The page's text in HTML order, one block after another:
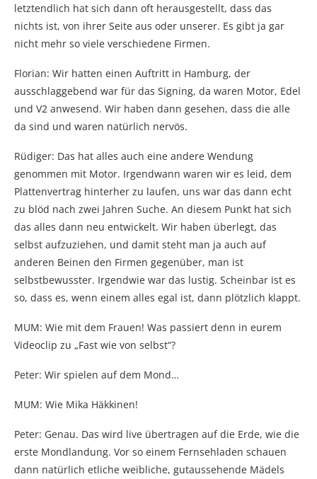
letztendlich hat sich dann oft herausgestellt, dass das
nichts ist, von ihrer Seite aus oder unserer. Es gibt ja gar
nicht mehr so viele verschiedene Firmen.
Florian: Wir hatten einen Auftritt in Hamburg, der
ausschlaggebend war für das Signing, da waren Motor, Edel
und V2 anwesend. Wir haben dann gesehen, dass die alle
da sind und waren natürlich nervös.
Rüdiger: Das hat alles auch eine andere Wendung
genommen mit Motor. Irgendwann waren wir es leid, dem
Plattenvertrag hinterher zu laufen, uns war das dann echt
zu blöd nach zwei Jahren Suche. An diesem Punkt hat sich
das alles dann neu entwickelt. Wir haben überlegt, das
selbst aufzuziehen, und damit steht man ja auch auf
anderen Beinen den Firmen gegenüber, man ist
selbstbewusster. Irgendwie war das lustig. Scheinbar ist es
so, dass es, wenn einem alles egal ist, dann plötzlich klappt.
MUM: Wie mit dem Frauen! Was passiert denn in eurem
Videoclip zu „Fast wie von selbst“?
Peter: Wir spielen auf dem Mond…
MUM: Wie Mika Häkkinen!
Peter: Genau. Das wird live übertragen auf die Erde, wie die
erste Mondlandung. Vor so einem Fernsehladen schauen
dann natürlich etliche weibliche, gutaussehende Mädels